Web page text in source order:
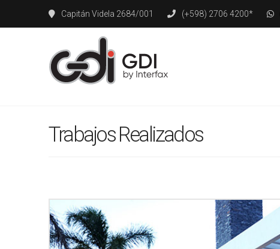
Capitán Videla 2684/001 (+598) 2706 4200*
Trabajos Realizados